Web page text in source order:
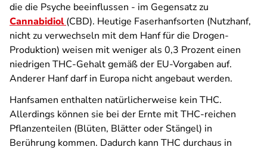
die die Psyche beeinflussen - im Gegensatz zu
Cannabidiol(CBD). Heutige Faserhanfsorten (Nutzhanf,
nicht zu verwechseln mit dem Hanf für die Drogen-
Produktion) weisen mit weniger als 0,3 Prozent einen
niedrigen THC-Gehalt gemäß der EU-Vorgaben auf.
Anderer Hanf darf in Europa nicht angebaut werden.
Hanfsamen enthalten natürlicherweise kein THC.
Allerdings können sie bei der Ernte mit THC-reichen
Pflanzenteilen (Blüten, Blätter oder Stängel) in
Berührung kommen. Dadurch kann THC durchaus in